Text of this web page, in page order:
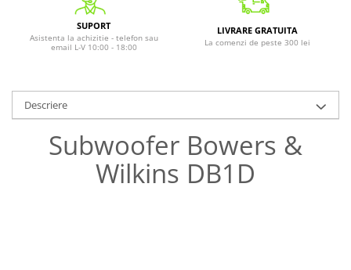
SUPORT
Asistenta la achizitie - telefon sau
email L-V 10:00 - 18:00
LIVRARE GRATUITA
La comenzi de peste 300 lei
Descriere
Subwoofer Bowers &
Wilkins DB1D